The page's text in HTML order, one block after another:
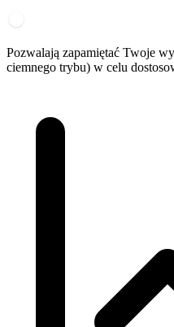
Pozwalają zapamiętać Twoje
ciemnego trybu) w celu